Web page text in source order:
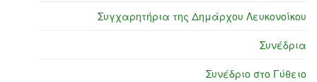
Συγχαρητήρια της Δημάρχου Λευκονοίκου
Συνέδρια
Συνέδριο στο Γύθειο